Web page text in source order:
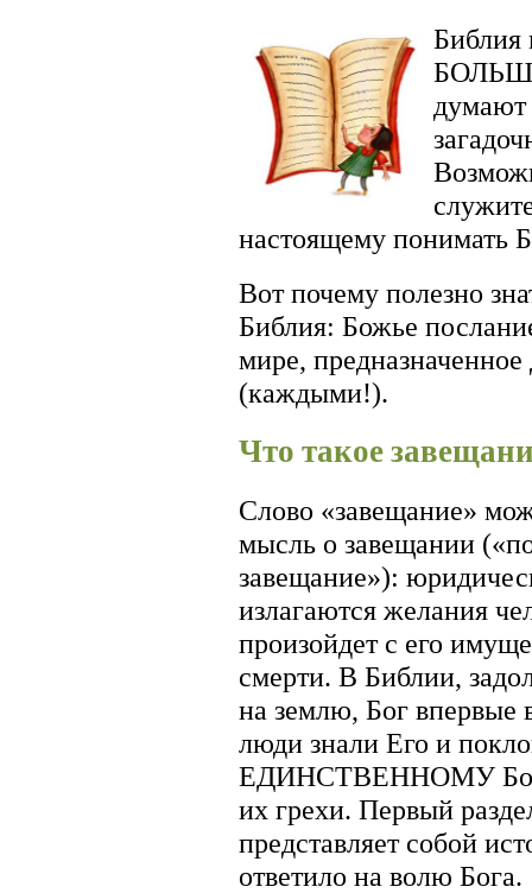
Библия
настоящему понимать
Вот почему полезно
Библия: Божье
мире,
(каждыми!).
Что такое
Слово «завещание»
мысль о завещании
завещание»):
излагаются желания
произойдет с его
смерти. В Библии,
на землю, Бог
люди знали Его и
ЕДИНСТВЕННОМУ
их грехи. Первый
представляет собой
ответило на волю Бога.